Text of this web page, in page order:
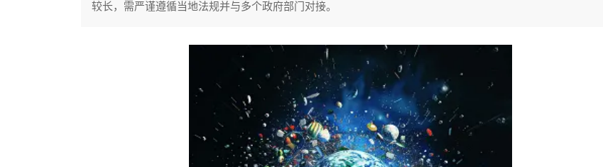
较长，需严谨遵循当地法规并与多个政府部门对接。